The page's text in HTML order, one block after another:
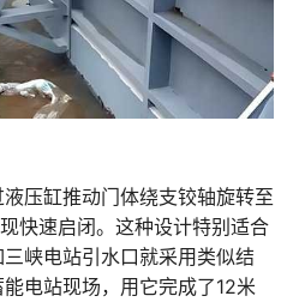
压缸推动门体绕支铰轴旋转至
快速启闭。这种设计特别适合
峡电站引水口就采用类似结
电站现场，用它完成了12米